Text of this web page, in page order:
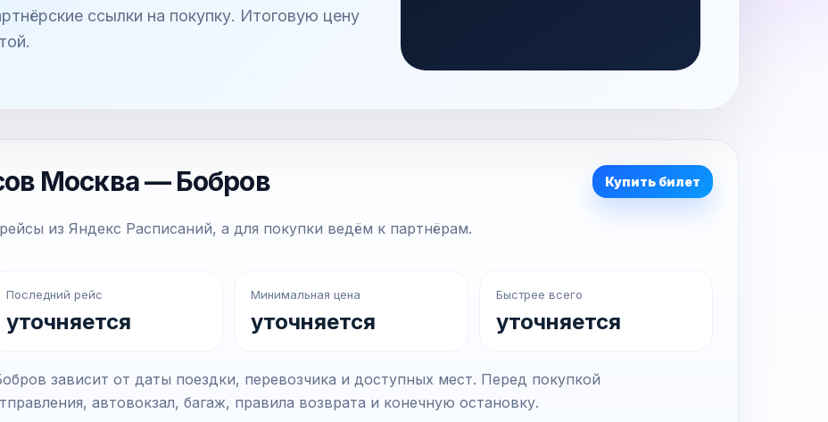
ссылки на покупку. Итоговую цену
Москва — Бобров
из Яндекс Расписаний, а для покупки ведём к партнёрам.
Купить билет
Последний рейс
уточняется
Минимальная цена
уточняется
Быстрее всего
уточняется
зависит от даты поездки, перевозчика и доступных мест. Перед покупкой
автовокзал, багаж, правила возврата и конечную остановку.